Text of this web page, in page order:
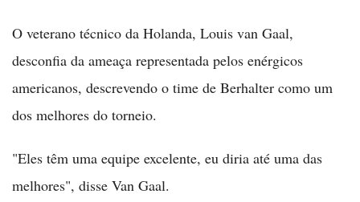
O veterano técnico da Holanda, Louis van Gaal,
desconfia da ameaça representada pelos enérgicos
americanos, descrevendo o time de Berhalter como um
dos melhores do torneio.
"Eles têm uma equipe excelente, eu diria até uma das
melhores", disse Van Gaal.